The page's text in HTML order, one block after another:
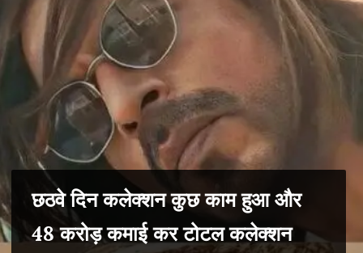
छठवे दिन कलेक्शन कुछ काम हुआ और
48 करोड़ कमाई कर टोटल कलेक्शन